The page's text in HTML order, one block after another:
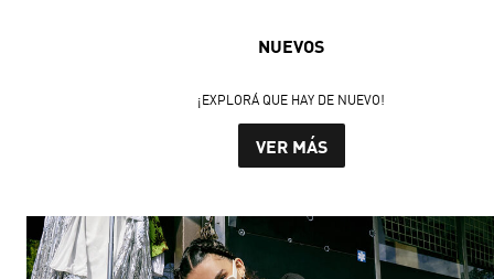
NUEVOS
¡EXPLORÁ QUE HAY DE NUEVO!
VER MÁS